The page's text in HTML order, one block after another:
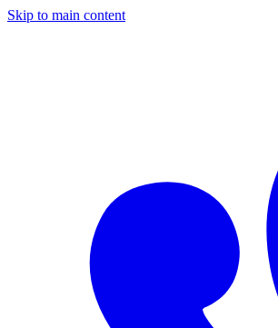
Skip to main content